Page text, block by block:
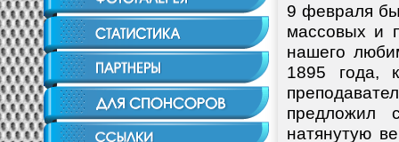
9 февраля
массовых и
нашего
1895 года,
предложил
натянутую